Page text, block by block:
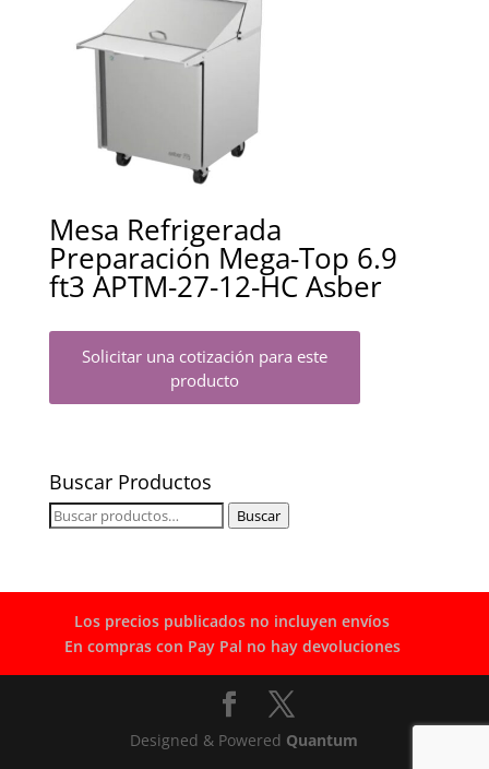
Mesa Refrigerada
Preparación Mega-Top 6.9
ft3 APTM-27-12-HC Asber
Solicitar una cotización para este
producto
Buscar Productos
Buscar
Buscar
Los precios publicados no incluyen envíos
En compras con Pay Pal no hay devoluciones
Designed & Powered Quantum